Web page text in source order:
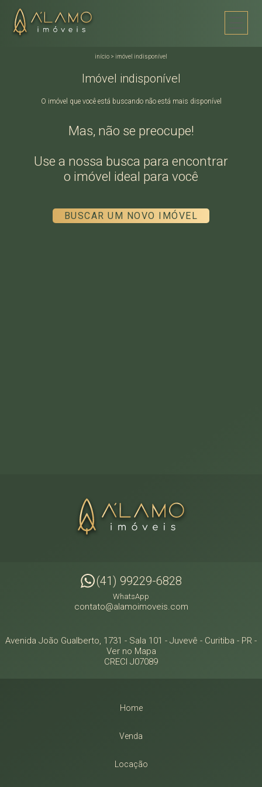
início > imóvel indisponível
Imóvel indisponível
O imóvel que você está buscando não está mais disponível
Mas, não se preocupe!
Use a nossa busca para encontrar
o imóvel ideal para você
BUSCAR UM NOVO IMÓVEL
(41) 99229-6828
WhatsApp
contato@alamoimoveis.com
Avenida João Gualberto, 1731 - Sala 101 - Juvevê - Curitiba - PR -
Ver no Mapa
CRECI J07089
Home
Venda
Locação